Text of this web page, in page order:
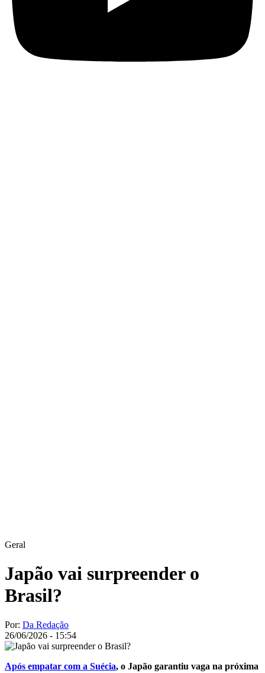
Geral
Japão vai surpreender o
Brasil?
Por: Da Redação
26/06/2026 - 15:54
Após empatar com a Suécia, o Japão garantiu vaga na próxima